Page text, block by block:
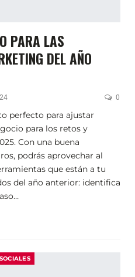
PARA LAS
DEL AÑO
0
perfecto para ajustar
para los retos y
Con una buena
podrás aprovechar al
que están a tu
del año anterior: identifica